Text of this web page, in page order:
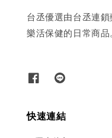
台丞優選由台丞連
樂活保健的日常商品
快速連結